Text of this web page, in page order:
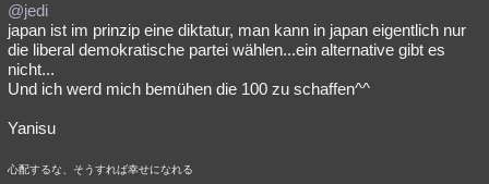
@jedi
japan ist im prinzip eine diktatur, man kann in japan eigentlich nur
die liberal demokratische partei wählen...ein alternative gibt es
nicht...
Und ich werd mich bemühen die 100 zu schaffen^^
Yanisu
心配するな、そうすれば幸せになれる